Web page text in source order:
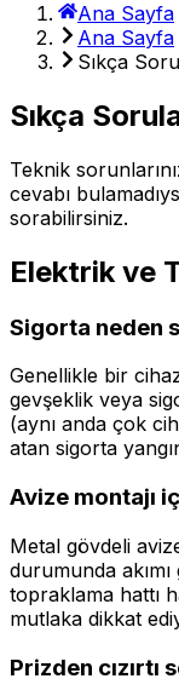
Ana Sayfa
Ana Sayfa
Sıkça
Sıkça
Teknik
cevabı
sorabilirsiniz.
Elektrik ve
Sigorta neden
Genellikle bir
gevşeklik veya
(aynı anda çok
atan sigorta
Avize montajı
Metal gövdeli
durumunda
topraklama hattı
mutlaka dikkat
Prizden cızırtı